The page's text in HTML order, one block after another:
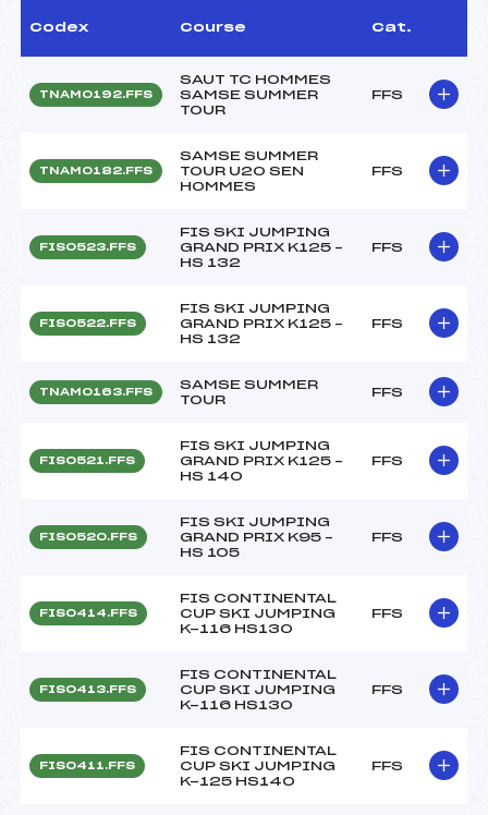
Codex Course Cat.
TNAM0192.FFS
SAUT TC HOMMES
SAMSE SUMMER
TOUR
FFS
TNAM0182.FFS
SAMSE SUMMER
TOUR U20 SEN
HOMMES
FFS
FIS0523.FFS
FIS SKI JUMPING
GRAND PRIX K125 –
HS 132
FFS
FIS0522.FFS
FIS SKI JUMPING
GRAND PRIX K125 –
HS 132
FFS
TNAM0163.FFS
SAMSE SUMMER
TOUR
FFS
FIS0521.FFS
FIS SKI JUMPING
GRAND PRIX K125 –
HS 140
FFS
FIS0520.FFS
FIS SKI JUMPING
GRAND PRIX K95 –
HS 105
FFS
FIS0414.FFS
FIS CONTINENTAL
CUP SKI JUMPING
K-116 HS130
FFS
FIS0413.FFS
FIS CONTINENTAL
CUP SKI JUMPING
K-116 HS130
FFS
FIS0411.FFS
FIS CONTINENTAL
CUP SKI JUMPING
K-125 HS140
FFS